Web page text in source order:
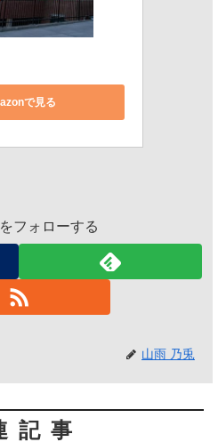
で見る
フォローする
山雨 乃兎
記事